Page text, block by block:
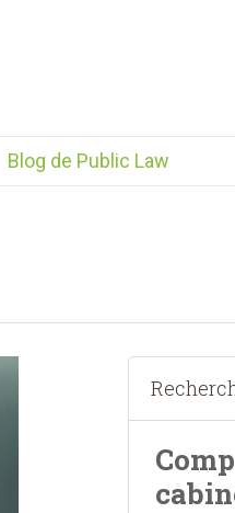
Blog de Public Law